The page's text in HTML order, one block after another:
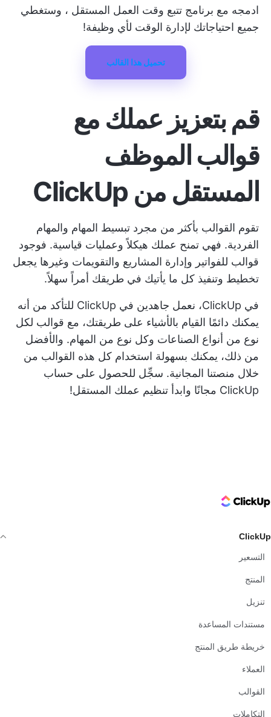
ادمجه مع برنامج تتبع وقت العمل المستقل ، وستغطي
جميع احتياجاتك لإدارة الوقت لأي وظيفة!
تحميل هذا القالب
قم بتعزيز عملك مع
قوالب الموظف
المستقل من ClickUp
تقوم القوالب بأكثر من مجرد تبسيط المهام والمهام
الفردية. فهي تمنح عملك هيكلاً وعمليات قياسية. فوجود
قوالب للفواتير وإدارة المشاريع والتقويمات وغيرها يجعل
تخطيط وتنفيذ كل ما يأتيك في طريقك أمراً سهلاً.
في ClickUp، نعمل جاهدين في ClickUp للتأكد من أنه
يمكنك دائمًا القيام بالأشياء على طريقتك، مع قوالب لكل
نوع من أنواع الصناعات وكل نوع من المهام. والأفضل
من ذلك، يمكنك بسهولة استخدام كل هذه القوالب من
خلال منصتنا المجانية. سجِّل للحصول على حساب
ClickUp مجانًا
وابدأ تنظيم عملك المستقل!
ClickUp Logo
ClickUp
التسعير
المنتج
تنزيل
مستندات المساعدة
خريطة طريق المنتج
العملاء
القوالب
التكاملات